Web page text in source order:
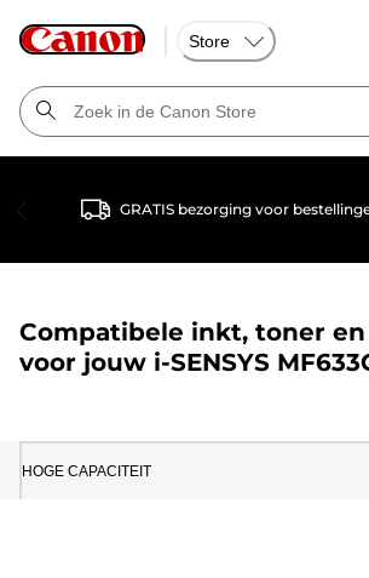
Store
GRATIS bezorging voor
Compatibele inkt, toner
voor jouw i-SENSYS
HOGE CAPACITEIT